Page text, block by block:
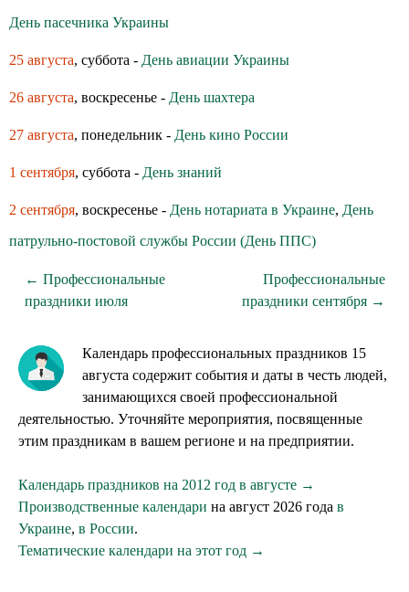
День пасечника Украины
25 августа, суббота - День авиации Украины
26 августа, воскресенье - День шахтера
27 августа, понедельник - День кино России
1 сентября, суббота - День знаний
2 сентября, воскресенье - День нотариата в Украине, День
патрульно-постовой службы России (День ППС)
← Профессиональные
праздники июля
Профессиональные
праздники сентября →
Календарь профессиональных праздников 15
августа содержит события и даты в честь людей,
занимающихся своей профессиональной
деятельностью. Уточняйте мероприятия, посвященные
этим праздникам в вашем регионе и на предприятии.
Календарь праздников на 2012 год в августе →
Производственные календари на август 2026 года в
Украине, в России.
Тематические календари на этот год →